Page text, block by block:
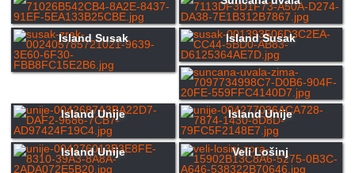
Island Susak Island Susak
Island Unije Island Unije
Island Unije Veli Lošinj